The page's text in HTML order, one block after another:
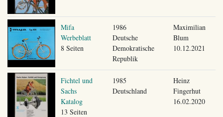
Mifa
Werbeblatt
8 Seiten
1986
Deutsche
Demokratische
Republik
Maximilian
Blum
10.12.2021
Fichtel und
Sachs
Katalog
13 Seiten
1985
Deutschland
Heinz
Fingerhut
16.02.2020